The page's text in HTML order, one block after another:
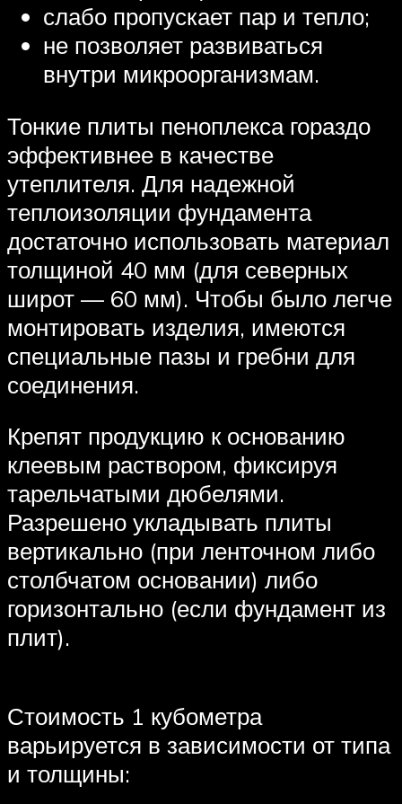
слабо пропускает пар и тепло;
не позволяет развиваться
внутри микроорганизмам.
Тонкие плиты пеноплекса гораздо
эффективнее в качестве
утеплителя. Для надежной
теплоизоляции фундамента
достаточно использовать материал
толщиной 40 мм (для северных
широт — 60 мм). Чтобы было легче
монтировать изделия, имеются
специальные пазы и гребни для
соединения.
Крепят продукцию к основанию
клеевым раствором, фиксируя
тарельчатыми дюбелями.
Разрешено укладывать плиты
вертикально (при ленточном либо
столбчатом основании) либо
горизонтально (если фундамент из
плит).
Стоимость 1 кубометра
варьируется в зависимости от типа
и толщины: